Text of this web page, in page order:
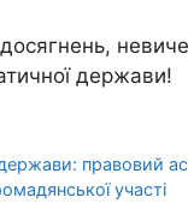
держави!
правовий
участі